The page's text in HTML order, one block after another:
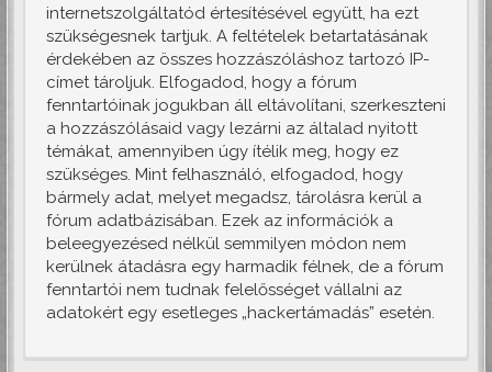
internetszolgáltatód értesítésével együtt, ha ezt
szükségesnek tartjuk. A feltételek betartatásának
érdekében az összes hozzászóláshoz tartozó IP-
címet tároljuk. Elfogadod, hogy a fórum
fenntartóinak jogukban áll eltávolítani, szerkeszteni
a hozzászólásaid vagy lezárni az általad nyitott
témákat, amennyiben úgy ítélik meg, hogy ez
szükséges. Mint felhasználó, elfogadod, hogy
bármely adat, melyet megadsz, tárolásra kerül a
fórum adatbázisában. Ezek az információk a
beleegyezésed nélkül semmilyen módon nem
kerülnek átadásra egy harmadik félnek, de a fórum
fenntartói nem tudnak felelősséget vállalni az
adatokért egy esetleges „hackertámadás” esetén.